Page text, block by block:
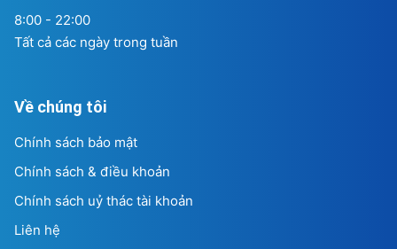
8:00 - 22:00
Tất cả các ngày trong tuần
Về chúng tôi
Chính sách bảo mật
Chính sách & điều khoản
Chính sách uỷ thác tài khoản
Liên hệ